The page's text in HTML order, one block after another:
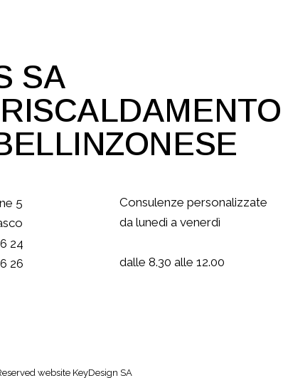
SA
5
24
26
Consulenze personalizzate
da lunedì a venerdì
dalle 8.30 alle 12.00
website KeyDesign SA